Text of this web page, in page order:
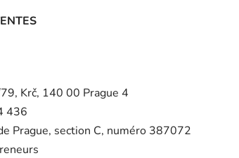
Krč, 140 00 Prague 4
436
Prague, section C, numéro 387072